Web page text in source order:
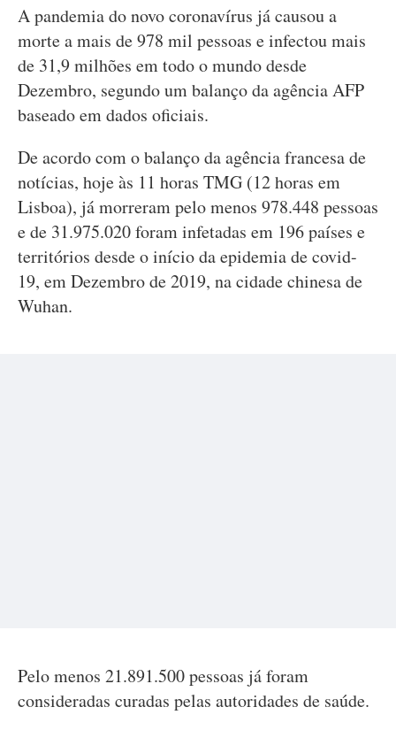
A pandemia do novo coronavírus já causou a
morte a mais de 978 mil pessoas e infectou mais
de 31,9 milhões em todo o mundo desde
Dezembro, segundo um balanço da agência AFP
baseado em dados oficiais.
De acordo com o balanço da agência francesa de
notícias, hoje às 11 horas TMG (12 horas em
Lisboa), já morreram pelo menos 978.448 pessoas
e de 31.975.020 foram infetadas em 196 países e
territórios desde o início da epidemia de covid-
19, em Dezembro de 2019, na cidade chinesa de
Wuhan.
Pelo menos 21.891.500 pessoas já foram
consideradas curadas pelas autoridades de saúde.